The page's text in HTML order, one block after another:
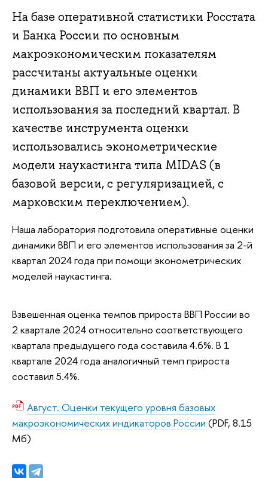
На базе оперативной статистики Росстата
и Банка России по основным
макроэкономическим показателям
рассчитаны актуальные оценки
динамики ВВП и его элементов
использования за последний квартал. В
качестве инструмента оценки
использовались эконометрические
модели наукастинга типа MIDAS (в
базовой версии, с регуляризацией, с
марковским переключением).
Наша лаборатория подготовила оперативные оценки
динамики ВВП и его элементов использования за 2-й
квартал 2024 года при помощи эконометрических
моделей наукастинга.
Взвешенная оценка темпов прироста ВВП России во
2 квартале 2024 относительно соответствующего
квартала предыдущего года составила 4.6%. В 1
квартале 2024 года аналогичный темп прироста
составил 5.4%.
Август. Оценки текущего уровня базовых
макроэкономических индикаторов России (PDF, 8.15
Мб)